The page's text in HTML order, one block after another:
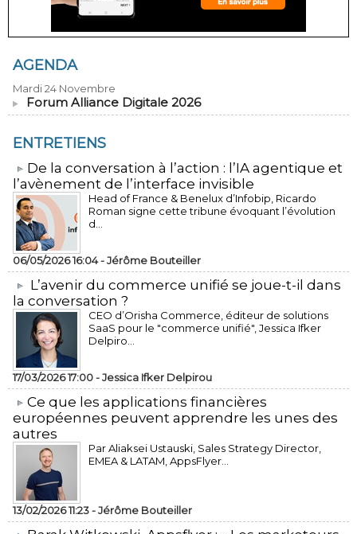
AGENDA
Mardi 24 Novembre
Forum Alliance Digitale 2026
ENTRETIENS
​De la conversation à l’action : l’IA agentique et
l’avènement de l’interface invisible
Head of France & Benelux d’Infobip, Ricardo
Roman signe cette tribune évoquant l’évolution
d...
06/05/2026 16:04 -Jérôme Bouteiller
L’avenir du commerce unifié se joue-t-il dans
la conversation ?
CEO d’Orisha Commerce, éditeur de solutions
SaaS pour le "commerce unifié", Jessica Ifker
Delpiro...
17/03/2026 17:00 -Jessica Ifker Delpirou
​Ce que les applications financières
européennes peuvent apprendre les unes des
autres
Par Aliaksei Ustauski, Sales Strategy Director,
EMEA & LATAM, AppsFlyer...
13/02/2026 11:23 -Jérôme Bouteiller